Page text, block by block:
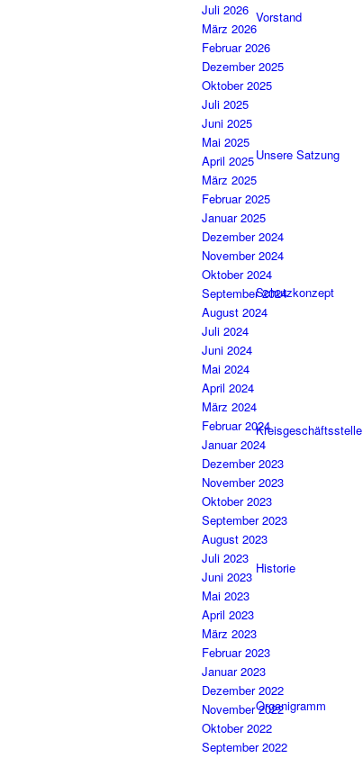
Vorstand
Unsere Satzung
Schutzkonzept
Kreisgeschäftsstelle
Historie
Organigramm
Juli 2026
März 2026
Februar 2026
Dezember 2025
Oktober 2025
Juli 2025
Juni 2025
Mai 2025
April 2025
März 2025
Februar 2025
Januar 2025
Dezember 2024
November 2024
Oktober 2024
September 2024
August 2024
Juli 2024
Juni 2024
Mai 2024
April 2024
März 2024
Februar 2024
Januar 2024
Dezember 2023
November 2023
Oktober 2023
September 2023
August 2023
Juli 2023
Juni 2023
Mai 2023
April 2023
März 2023
Februar 2023
Januar 2023
Dezember 2022
November 2022
Oktober 2022
September 2022